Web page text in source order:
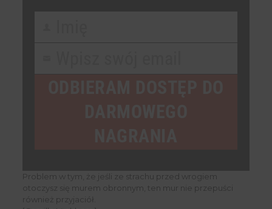
Problem w tym, że jeśli ze strachu przed wrogiem
otoczysz się murem obronnym, ten mur nie przepuści
również przyjaciół.